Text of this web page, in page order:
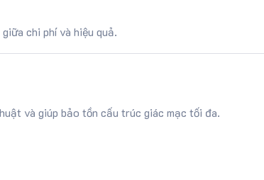
chi phí và hiệu quả.
và giúp bảo tồn cấu trúc giác mạc tối đa.